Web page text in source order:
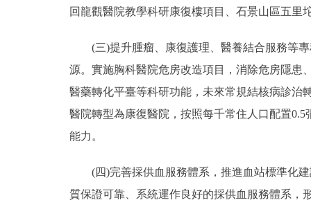
回龍觀醫院教學科研康復樓項目、石景山區五里
(三)提升腫瘤、康復護理、醫養結合服務等專
源。實施胸科醫院危房改造項目，消除危房隱患
醫藥轉化平臺等科研功能，未來常規結核病診治
醫院轉型為康復醫院，按照每千常住人口配置
能力。
(四)完善採供血服務體系，推進血站標準化建
質保證可靠、系統運作良好的採供血服務體系，